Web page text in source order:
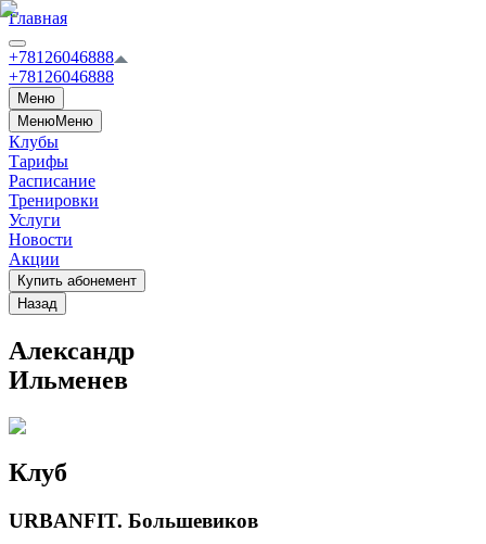
Главная
+78126046888
+78126046888
Меню
МенюМеню
Клубы
Тарифы
Расписание
Тренировки
Услуги
Новости
Акции
Купить абонемент
Назад
Александр
Ильменев
Клуб
URBANFIT. Большевиков